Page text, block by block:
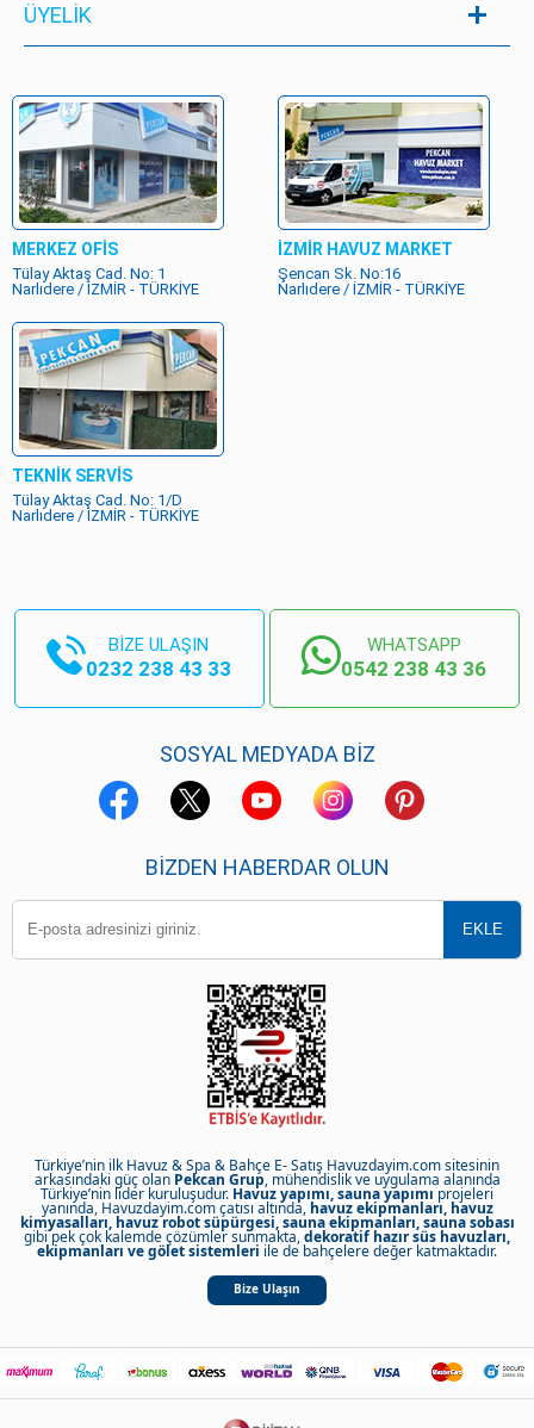
ÜYELIK
MERKEZ OFİS
Tülay Aktaş Cad. No: 1
Narlıdere / İZMİR - TÜRKİYE
İZMİR HAVUZ MARKET
Şencan Sk. No:16
Narlıdere / İZMİR - TÜRKİYE
TEKNİK SERVİS
Tülay Aktaş Cad. No: 1/D
Narlıdere / İZMİR - TÜRKİYE
BİZE ULAŞIN
0232 238 43 33
WHATSAPP
0542 238 43 36
SOSYAL MEDYADA BİZ
BIZDEN HABERDAR OLUN
Türkiye’nin ilk Havuz & Spa & Bahçe E- Satış Havuzdayim.com sitesinin
arkasındaki güç olan Pekcan Grup, mühendislik ve uygulama alanında
Türkiye’nin lider kuruluşudur. Havuz yapımı, sauna yapımı projeleri
yanında, Havuzdayim.com çatısı altında, havuz ekipmanları, havuz
kimyasalları, havuz robot süpürgesi, sauna ekipmanları, sauna sobası
gibi pek çok kalemde çözümler sunmakta,dekoratif hazır süs havuzları,
ekipmanları ve gölet sistemleri ile de bahçelere değer katmaktadır.
Bize Ulaşın